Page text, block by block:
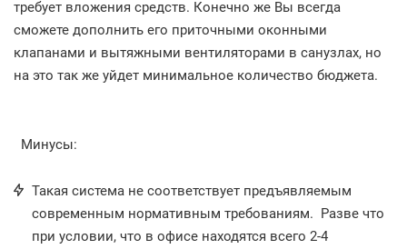
требует вложения средств. Конечно же Вы всегда
сможете дополнить его приточными оконными
клапанами и вытяжными вентиляторами в санузлах, но
на это так же уйдет минимальное количество бюджета.
Минусы:
Такая система не соответствует предъявляемым
современным нормативным требованиям. Разве что
при условии, что в офисе находятся всего 2-4